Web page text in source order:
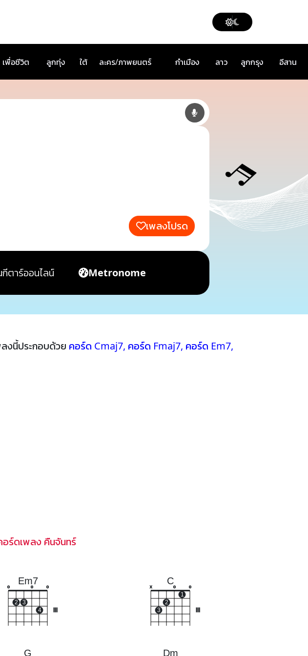
เพื่อชีวิต ลูกทุ่ง ใต้ ละคร/ภาพยนตร์ กำเมือง ลาว ลูกกรุง อีสาน
เพลงโปรด
กีตาร์ออนไลน์ Metronome
งนี้ประกอบด้วย คอร์ด Cmaj7, คอร์ด Fmaj7, คอร์ด Em7,
ร์ดเพลง คืนจันทร์
Em7
o
2 3
o
4
o
C
x
3
2
o
1
o
G Dm